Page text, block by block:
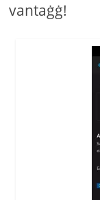
vantaġġ!